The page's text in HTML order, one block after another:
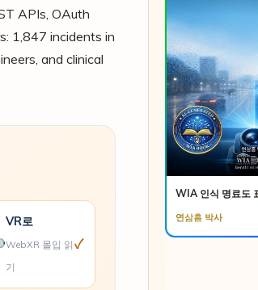
APIs, OAuth
1,847 incidents in
and clinical
VR로
WebXR 몰입 읽
기
✓
연삼흠 박사